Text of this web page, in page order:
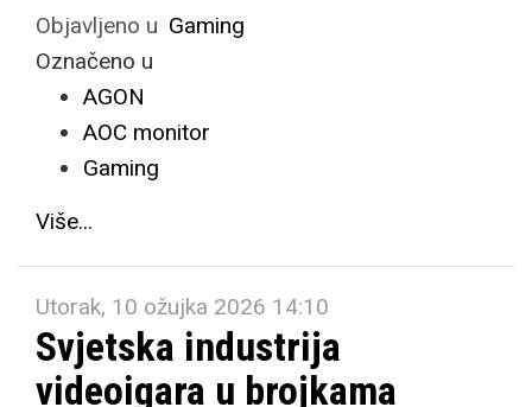
Objavljeno u Gaming
Označeno u
AGON
AOC monitor
Gaming
Više...
Utorak, 10 ožujka 2026 14:10
Svjetska industrija
videoigara u brojkama